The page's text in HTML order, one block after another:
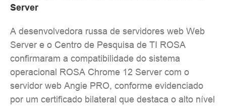
Server
A desenvolvedora russa de servidores web Web
Server e o Centro de Pesquisa de TI ROSA
confirmaram a compatibilidade do sistema
operacional ROSA Chrome 12 Server com o
servidor web Angie PRO, conforme evidenciado
por um certificado bilateral que destaca o alto nível